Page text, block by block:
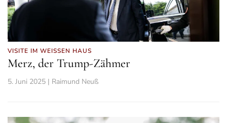
VISITE IM WEISSEN HAUS
Merz, der Trump-Zähmer
5. Juni 2025 | Raimund Neuß